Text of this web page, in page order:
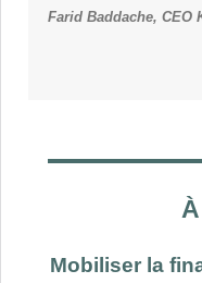
Farid Baddache, CEO
Mobiliser la